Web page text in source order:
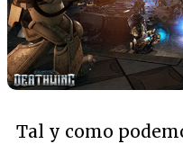
Tal y como